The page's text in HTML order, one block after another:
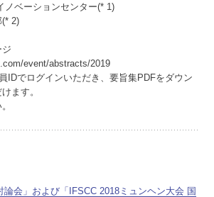
ノベーションセンター(* 1)
2)
event/abstracts/2019
IDでログインいただき、要旨集PDFをダウン
ます。
論会」および「IFSCC 2018ミュンヘン大会 国